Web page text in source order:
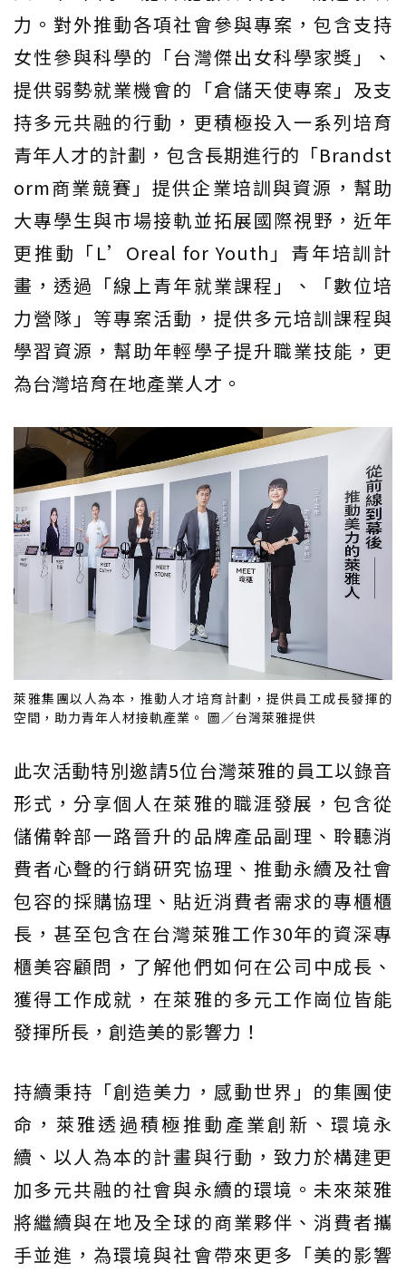
力。對外推動各項社會參與專案，包含支持
女性參與科學的「台灣傑出女科學家獎」、
提供弱勢就業機會的「倉儲天使專案」及支
持多元共融的行動，更積極投入一系列培育
青年人才的計劃，包含長期進行的「Brandst
orm商業競賽」提供企業培訓與資源，幫助
大專學生與市場接軌並拓展國際視野，近年
更推動「L’Oreal for Youth」青年培訓計
畫，透過「線上青年就業課程」、「數位培
力營隊」等專案活動，提供多元培訓課程與
學習資源，幫助年輕學子提升職業技能，更
為台灣培育在地產業人才。
萊雅集團以人為本，推動人才培育計劃，提供員工成長發揮的
空間，助力青年人材接軌產業。 圖／台灣萊雅提供
此次活動特別邀請5位台灣萊雅的員工以錄音
形式，分享個人在萊雅的職涯發展，包含從
儲備幹部一路晉升的品牌產品副理、聆聽消
費者心聲的行銷研究協理、推動永續及社會
包容的採購協理、貼近消費者需求的專櫃櫃
長，甚至包含在台灣萊雅工作30年的資深專
櫃美容顧問，了解他們如何在公司中成長、
獲得工作成就，在萊雅的多元工作崗位皆能
發揮所長，創造美的影響力！
持續秉持「創造美力，感動世界」的集團使
命，萊雅透過積極推動產業創新、環境永
續、以人為本的計畫與行動，致力於構建更
加多元共融的社會與永續的環境。未來萊雅
將繼續與在地及全球的商業夥伴、消費者攜
手並進，為環境與社會帶來更多「美的影響